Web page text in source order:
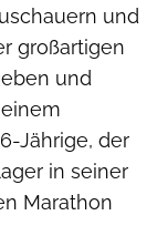
und
großartigen
und
Jährige, der
in seiner
Marathon